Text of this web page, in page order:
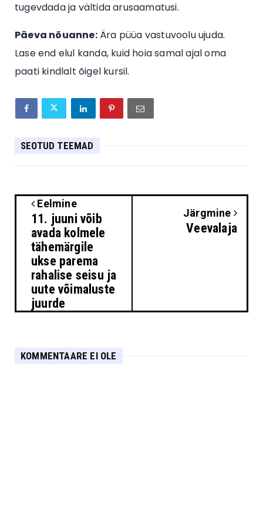
tugevdada ja vältida arusaamatusi.
Päeva nõuanne:Ära püüa vastuvoolu ujuda.
Lase end elul kanda, kuid hoia samal ajal oma
paati kindlalt õigel kursil.
SEOTUD TEEMAD
Eelmine
11. juuni võib
avada kolmele
tähemärgile
ukse parema
rahalise seisu ja
uute võimaluste
juurde
Järgmine
Veevalaja
KOMMENTAARE EI OLE